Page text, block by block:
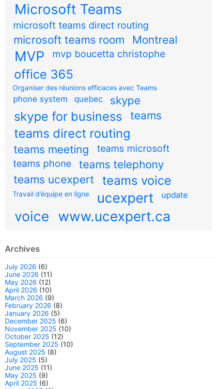
Microsoft Teams
microsoft teams direct routing
microsoft teams room Montreal
MVP mvp boucetta christophe
office 365
Organiser des réunions efficaces avec Teams
phone system quebec skype
skype for business teams
teams direct routing
teams meeting
teams microsoft
teams phone
teams telephony
teams ucexpert
teams voice
Travail d’équipe en ligne ucexpert update
voice www.ucexpert.ca
Archives
July 2026 (6)
June 2026 (11)
May 2026 (12)
April 2026 (10)
March 2026 (9)
February 2026 (8)
January 2026 (5)
December 2025 (6)
November 2025 (10)
October 2025 (12)
September 2025 (10)
August 2025 (8)
July 2025 (5)
June 2025 (11)
May 2025 (9)
April 2025 (6)